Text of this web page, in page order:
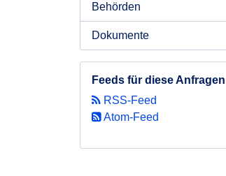
Behörden
Dokumente
Feeds für diese Anfragen
RSS-Feed
Atom-Feed